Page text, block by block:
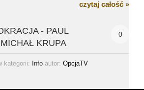
czytaj całość »
- PAUL
KRUPA
0
kategorii: Infoautor: OpcjaTV